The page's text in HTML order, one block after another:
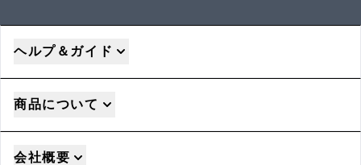
ヘルプ＆ガイド
商品について
会社概要